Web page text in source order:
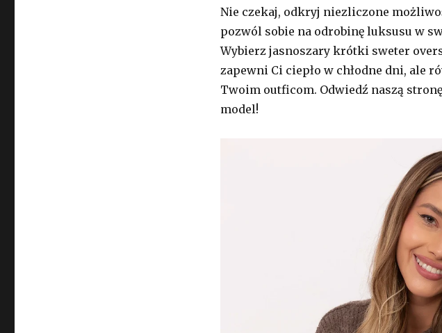
Nie czekaj, odkryj niezliczone
pozwól sobie na odrobinę luksusu w
Wybierz jasnoszary krótki sweter
zapewni Ci ciepło w chłodne dni, ale
Twoim outficom. Odwiedź naszą
model!